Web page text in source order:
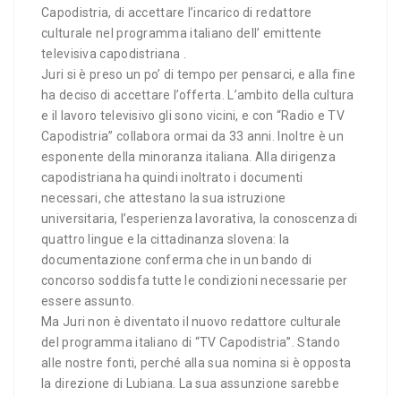
Capodistria, di accettare l’incarico di redattore
culturale nel programma italiano dell’ emittente
televisiva capodistriana .
Juri si è preso un po’ di tempo per pensarci, e alla fine
ha deciso di accettare l’offerta. L’ambito della cultura
e il lavoro televisivo gli sono vicini, e con “Radio e TV
Capodistria” collabora ormai da 33 anni. Inoltre è un
esponente della minoranza italiana. Alla dirigenza
capodistriana ha quindi inoltrato i documenti
necessari, che attestano la sua istruzione
universitaria, l’esperienza lavorativa, la conoscenza di
quattro lingue e la cittadinanza slovena: la
documentazione conferma che in un bando di
concorso soddisfa tutte le condizioni necessarie per
essere assunto.
Ma Juri non è diventato il nuovo redattore culturale
del programma italiano di “TV Capodistria”. Stando
alle nostre fonti, perché alla sua nomina si è opposta
la direzione di Lubiana. La sua assunzione sarebbe